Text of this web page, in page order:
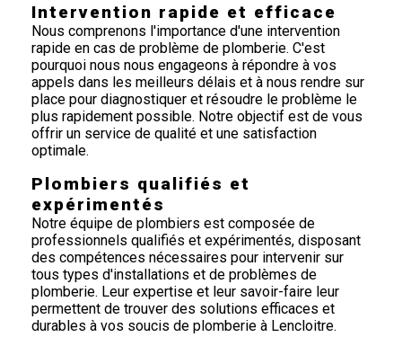
Intervention rapide et efficace
Nous comprenons l'importance d'une intervention
rapide en cas de problème de plomberie. C'est
pourquoi nous nous engageons à répondre à vos
appels dans les meilleurs délais et à nous rendre sur
place pour diagnostiquer et résoudre le problème le
plus rapidement possible. Notre objectif est de vous
offrir un service de qualité et une satisfaction
optimale.
Plombiers qualifiés et
expérimentés
Notre équipe de plombiers est composée de
professionnels qualifiés et expérimentés, disposant
des compétences nécessaires pour intervenir sur
tous types d'installations et de problèmes de
plomberie. Leur expertise et leur savoir-faire leur
permettent de trouver des solutions efficaces et
durables à vos soucis de plomberie à Lencloitre.